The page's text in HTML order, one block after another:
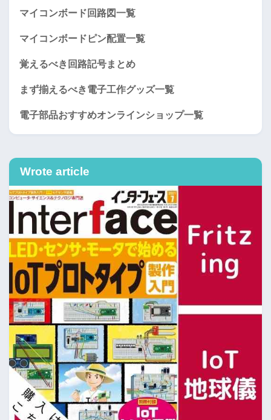
マイコンボード回路図一覧
マイコンボードピン配置一覧
覚えるべき回路記号まとめ
まず揃えるべき電子工作グッズ一覧
電子部品おすすめオンラインショップ一覧
Wrote article